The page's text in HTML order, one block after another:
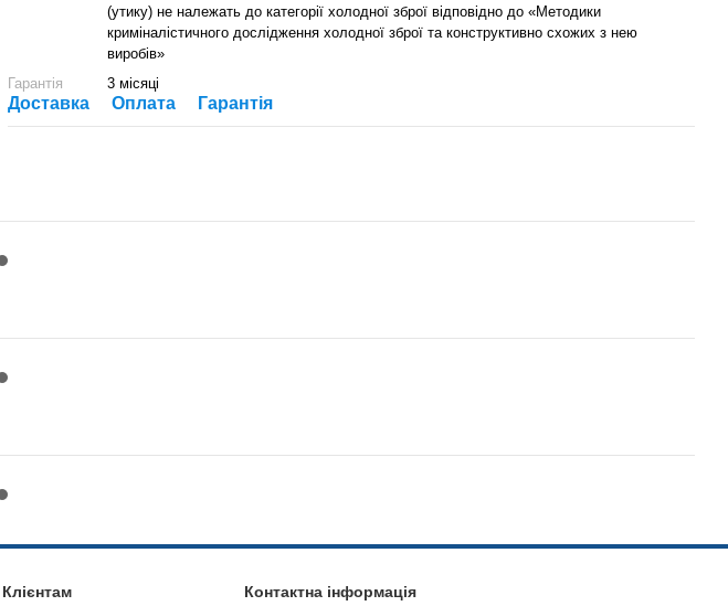
(утику) не належать до категорії холодної зброї відповідно до «Методики
криміналістичного дослідження холодної зброї та конструктивно схожих з нею
виробів»
Гарантія
3 місяці
Доставка Оплата Гарантія
Клієнтам Контактна інформація